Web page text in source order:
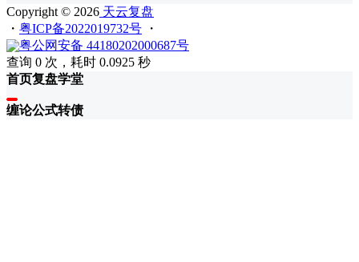
Copyright © 2026 天云复盘
・ 粤ICP备2022019732号
・
粤公网安备 44180202000687号
查询 0 次，耗时 0.0925 秒
首页复盘学堂
缠论公式转债